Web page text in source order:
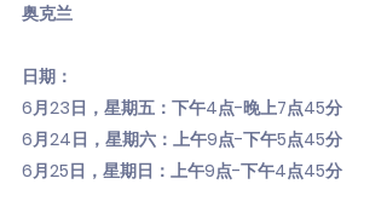
奥克兰
日期：
6月23日，星期五：下午4点-晚上7点45分
6月24日，星期六：上午9点-下午5点45分
6月25日，星期日：上午9点-下午4点45分